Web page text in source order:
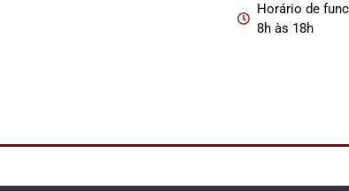
Horário de
8h às 18h